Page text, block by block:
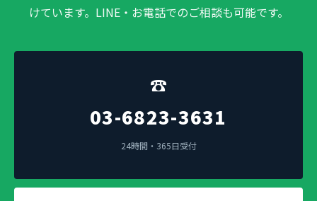
けています。LINE・お電話でのご相談も可能です。
☎
03-6823-3631
24時間・365日受付